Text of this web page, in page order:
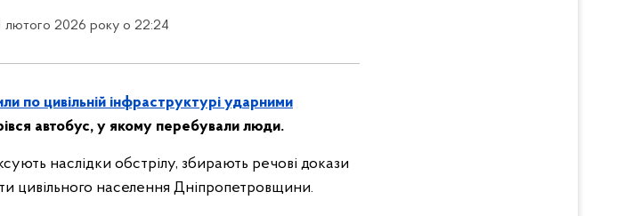
лютого 2026 року о 22:24
по цивільній інфраструктурі ударними
автобус, у якому перебували люди.
наслідки обстрілу, збирають речові докази
цивільного населення Дніпропетровщини.